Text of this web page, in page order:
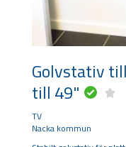
Golvstativ
till 49"
TV
Nacka kommun